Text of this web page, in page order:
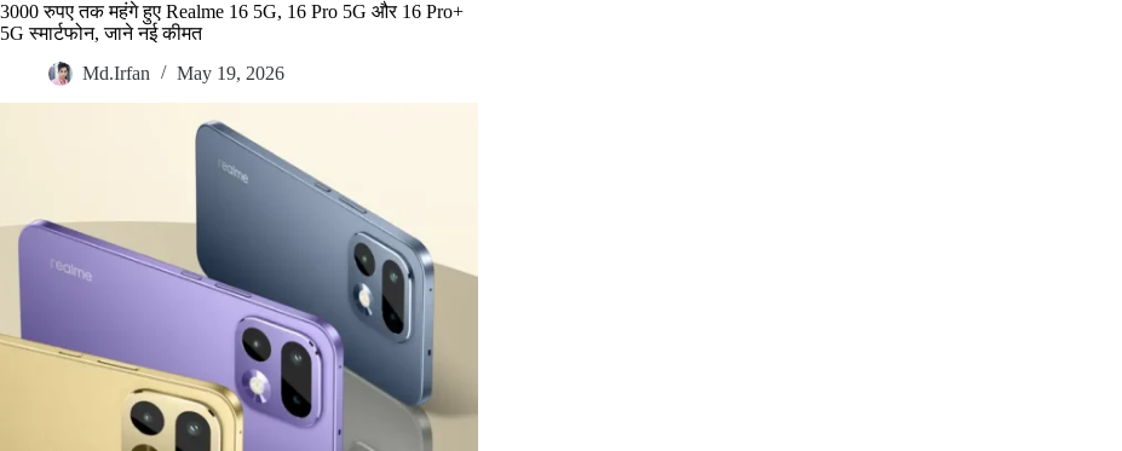
3000 रुपए तक महंगे हुए Realme 16 5G, 16 Pro 5G और 16 Pro+
5G स्मार्टफोन, जाने नई कीमत
Md.Irfan
May 19, 2026